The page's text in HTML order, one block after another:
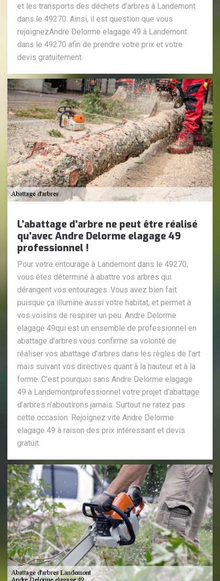
et les transports des déchets d’arbres à Landemont
dans le 49270. Ainsi, il est question que vous
rejoignezAndre Delorme elagage 49 à Landemont
dans le 49270 afin de prendre votre prix et votre
devis gratuitement.
L’abattage d’arbre ne peut être réalisé
qu’avec Andre Delorme elagage 49
professionnel !
Pour votre entourage à Landemont dans le 49270,
vous êtes déterminé à abattre vos arbres qui
dérangent vos entourages. Vous avez bien fait
puisque ça illumine aussi votre habitat, et permet à
vos voisins de respirer un peu. Andre Delorme
elagage 49qui est un ensemble de professionnel en
abattage d’arbres vous confirme sa volonté de
réaliser vos abattage d’arbres dans les règles de l’art
mais suivant vos directives quant à la hauteur et à la
forme. C’est pourquoi sans Andre Delorme elagage
49 à Landemontprofessionnel votre projet d’abattage
d’arbres n’aboutirons jamais. Surtout ne ratez pas
cette occasion. Rejoignez vite Andre Delorme
elagage 49 à raison des prix intéressant et devis
gratuit.